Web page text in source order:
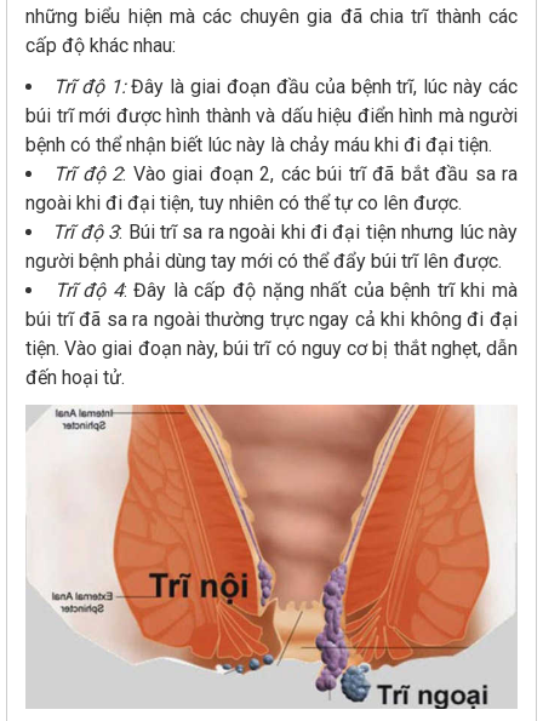
những biểu hiện mà các chuyên gia đã chia trĩ thành các
cấp độ khác nhau:
Trĩ độ 1:Đây là giai đoạn đầu của bệnh trĩ, lúc này các
búi trĩ mới được hình thành và dấu hiệu điển hình mà người
bệnh có thể nhận biết lúc này là chảy máu khi đi đại tiện.
Trĩ độ 2: Vào giai đoạn 2, các búi trĩ đã bắt đầu sa ra
ngoài khi đi đại tiện, tuy nhiên có thể tự co lên được.
Trĩ độ 3: Búi trĩ sa ra ngoài khi đi đại tiện nhưng lúc này
người bệnh phải dùng tay mới có thể đẩy búi trĩ lên được.
Trĩ độ 4: Đây là cấp độ nặng nhất của bệnh trĩ khi mà
búi trĩ đã sa ra ngoài thường trực ngay cả khi không đi đại
tiện. Vào giai đoạn này, búi trĩ có nguy cơ bị thắt nghẹt, dẫn
đến hoại tử.